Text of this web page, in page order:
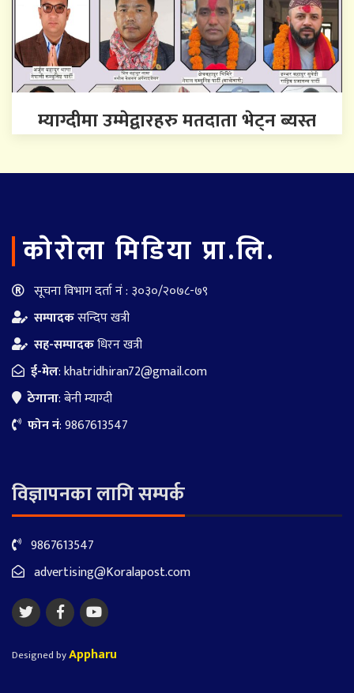
म्याग्दीमा उम्मेद्वारहरु मतदाता भेट्न ब्यस्त
काेराेला मिडिया प्रा.लि.
सूचना विभाग दर्ता नं : ३०३०/२०७८-७९
सम्पादकसन्दिप खत्री
सह-सम्पादकधिरन खत्री
ई-मेल:khatridhiran72@gmail.com
ठेगाना: बेनी म्याग्दी
फोन नं: 9867613547
विज्ञापनका लागि सम्पर्क
9867613547
advertising@Koralapost.com
Designed byAppharu